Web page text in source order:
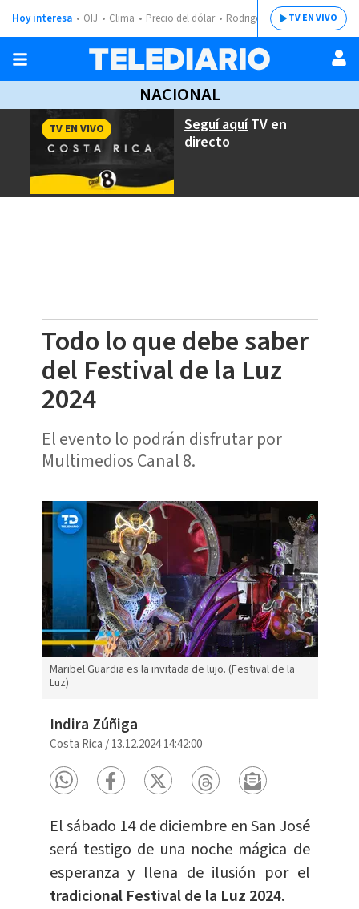
Hoy interesa OIJ Clima Precio del dólar Rodrigo ChavesTV EN VIVO
NACIONAL
Seguí aquíTV en
directo
TV EN VIVO
Todo lo que debe saber
del Festival de la Luz
2024
El evento lo podrán disfrutar por
Multimedios Canal 8.
Maribel Guardia es la invitada de lujo. (Festival de la
Luz)
Indira Zúñiga
Costa Rica /13.12.2024 14:42:00
El sábado 14 de diciembre en San José
será testigo de una noche mágica de
esperanza y llena de ilusión por el
tradicional Festival de la Luz 2024.